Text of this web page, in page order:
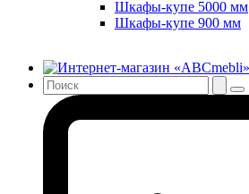
Шкафы-купе 5000 мм
Шкафы-купе 900 мм